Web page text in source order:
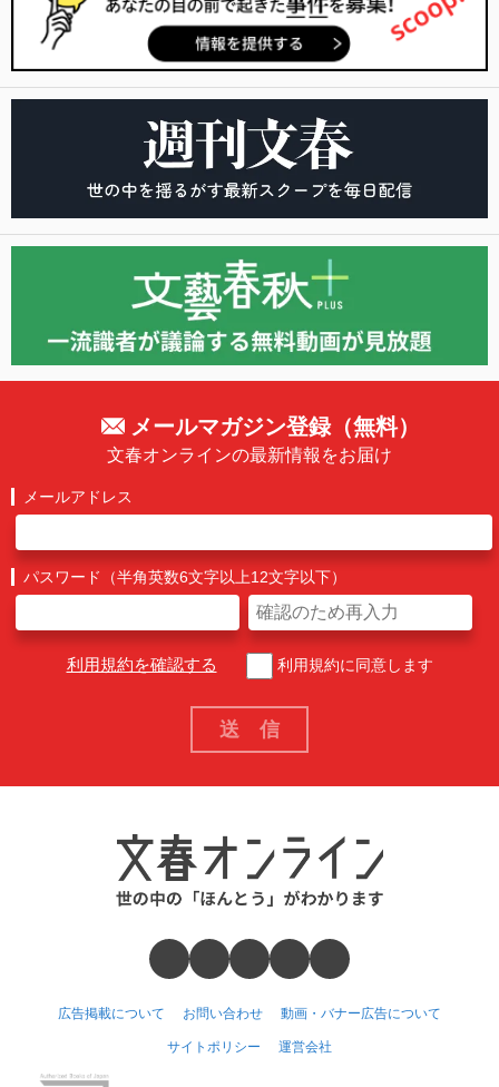
メールマガジン登録（無料）
文春オンラインの最新情報をお届け
メールアドレス
パスワード（半角英数6文字以上12文字以下）
利用規約を確認する 利用規約に同意します
広告掲載について お問い合わせ 動画・バナー広告について
サイトポリシー 運営会社